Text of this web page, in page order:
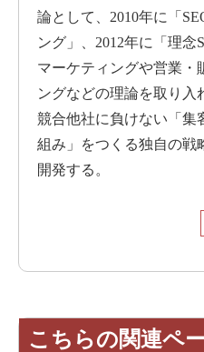
論として、2010年に「
ング」、2012年に「理念
マーケティングや営業・
ングなどの理論を取り入
競合他社に負けない「集
組み」をつくる独自の戦
開発する。
こちらの関連ペ